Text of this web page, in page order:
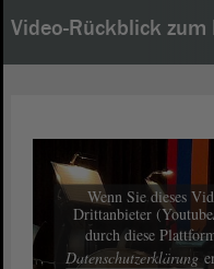
Video-Rückblick zum
Wenn Sie dieses
Drittanbieter
durch diese
Datenschutzerklärung